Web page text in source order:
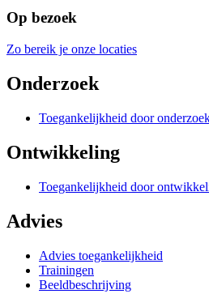
Op bezoek
Zo bereik je onze locaties
Onderzoek
Toegankelijkheid door
Ontwikkeling
Toegankelijkheid door
Advies
Advies toegankelijkheid
Trainingen
Beeldbeschrijving